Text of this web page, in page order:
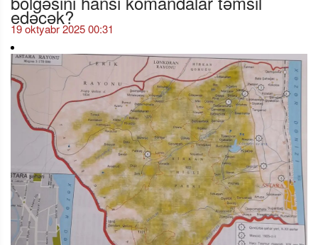
edəcək?
19 oktyabr 2025 00:31